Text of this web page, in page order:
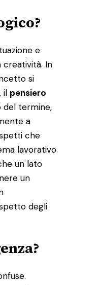
e
creatività. In
si
, il pensiero
del termine,
a
che
lavorativo
un lato
un
degli